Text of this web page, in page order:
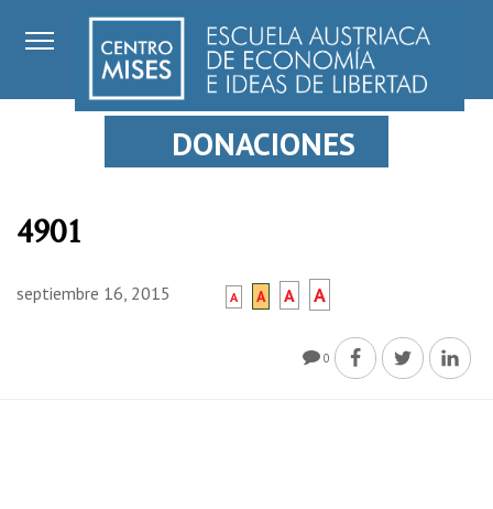
DONACIONES
4901
septiembre 16, 2015 A A A A
0